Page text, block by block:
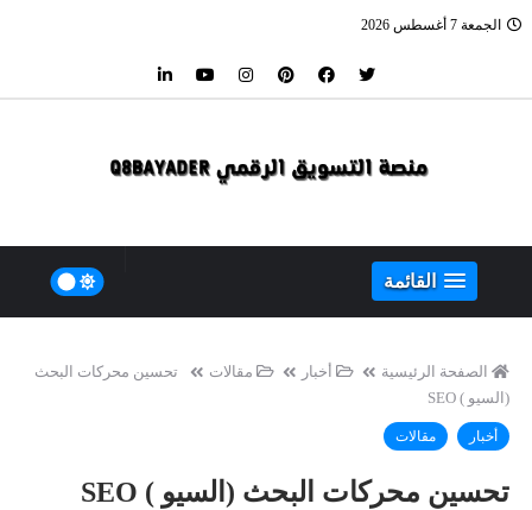
الجمعة 7 أغسطس 2026
القائمة
الصفحة الرئيسية أخبار مقالات
تحسين محركات البحث
(السيو ) SEO
أخبار مقالات
تحسين محركات البحث (السيو ) SEO